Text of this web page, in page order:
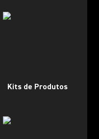
Kits de Produtos